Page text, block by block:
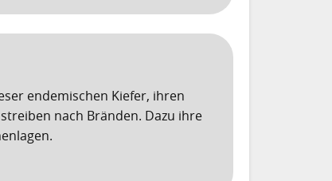
endemischen Kiefer, ihren
nach Bränden. Dazu ihre